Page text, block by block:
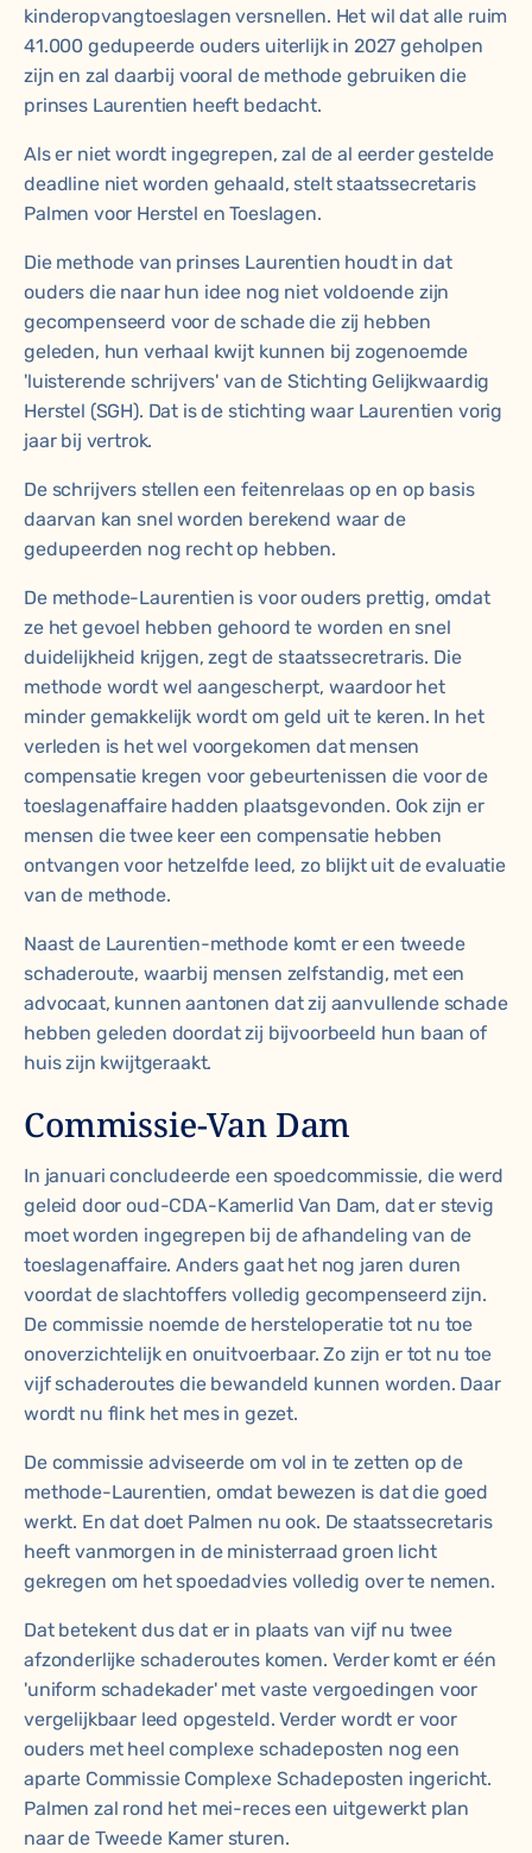
kinderopvangtoeslagen versnellen. Het wil dat alle ruim
41.000 gedupeerde ouders uiterlijk in 2027 geholpen
zijn en zal daarbij vooral de methode gebruiken die
prinses Laurentien heeft bedacht.
Als er niet wordt ingegrepen, zal de al eerder gestelde
deadline niet worden gehaald, stelt staatssecretaris
Palmen voor Herstel en Toeslagen.
Die methode van prinses Laurentien houdt in dat
ouders die naar hun idee nog niet voldoende zijn
gecompenseerd voor de schade die zij hebben
geleden, hun verhaal kwijt kunnen bij zogenoemde
'luisterende schrijvers' van de Stichting Gelijkwaardig
Herstel (SGH). Dat isde stichting waar Laurentien vorig
jaar bij vertrok.
De schrijvers stellen een feitenrelaas op en op basis
daarvan kan snel worden berekend waar de
gedupeerden nog recht op hebben.
De methode-Laurentien is voor ouders prettig, omdat
ze het gevoel hebben gehoord te worden en snel
duidelijkheid krijgen, zegt de staatssecretraris. Die
methodewordt wel aangescherpt, waardoor het
minder gemakkelijk wordt om geld uit te keren. In het
verleden is het wel voorgekomen dat mensen
compensatie kregen voor gebeurtenissen die voor de
toeslagenaffaire hadden plaatsgevonden. Ook zijn er
mensen die twee keer een compensatie hebben
ontvangen voor hetzelfde leed, zo blijktuit de evaluatie
van de methode.
Naast de Laurentien-methode komt er een tweede
schaderoute, waarbij mensen zelfstandig, met een
advocaat, kunnen aantonen dat zij aanvullende schade
hebben geleden doordat zij bijvoorbeeld hun baan of
huis zijn kwijtgeraakt.
Commissie-Van Dam
In januariconcludeerde een spoedcommissie, die werd
geleid door oud-CDA-Kamerlid Van Dam, dat er stevig
moet worden ingegrepen bij de afhandeling van de
toeslagenaffaire. Anders gaat het nog jaren duren
voordat de slachtoffers volledig gecompenseerd zijn.
De commissie noemde de hersteloperatie tot nu toe
onoverzichtelijk en onuitvoerbaar. Zo zijn er tot nu toe
vijf schaderoutes die bewandeld kunnen worden. Daar
wordt nu flink het mes in gezet.
De commissie adviseerde om vol in te zetten op de
methode-Laurentien, omdat bewezen is dat die goed
werkt. En dat doet Palmen nu ook. De staatssecretaris
heeft vanmorgen in de ministerraad groen licht
gekregen om het spoedadvies volledig over te nemen.
Dat betekent dus dat er in plaats van vijf nu twee
afzonderlijke schaderoutes komen. Verder komt er één
'uniform schadekader' met vaste vergoedingen voor
vergelijkbaar leed opgesteld. Verder wordt er voor
ouders met heel complexe schadeposten nog een
aparte Commissie Complexe Schadeposten ingericht.
Palmen zal rond het mei-reces een uitgewerkt plan
naar de Tweede Kamer sturen.